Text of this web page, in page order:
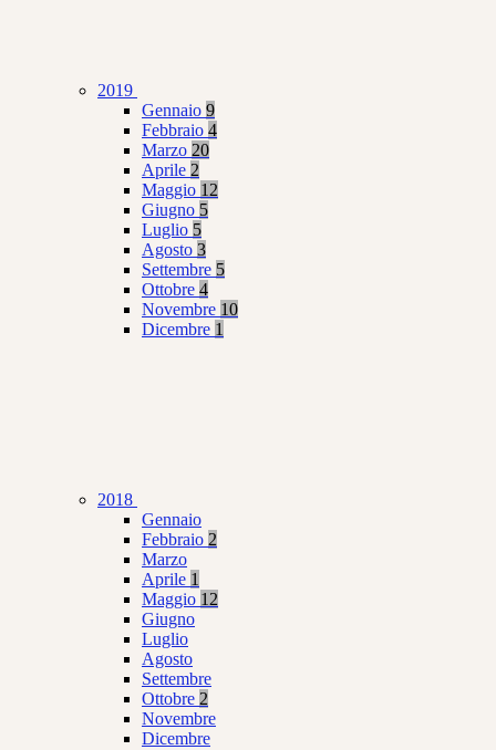
2019
Gennaio 9
Febbraio 4
Marzo 20
Aprile 2
Maggio 12
Giugno 5
Luglio 5
Agosto 3
Settembre 5
Ottobre 4
Novembre 10
Dicembre 1
2018
Gennaio
Febbraio 2
Marzo
Aprile 1
Maggio 12
Giugno
Luglio
Agosto
Settembre
Ottobre 2
Novembre
Dicembre